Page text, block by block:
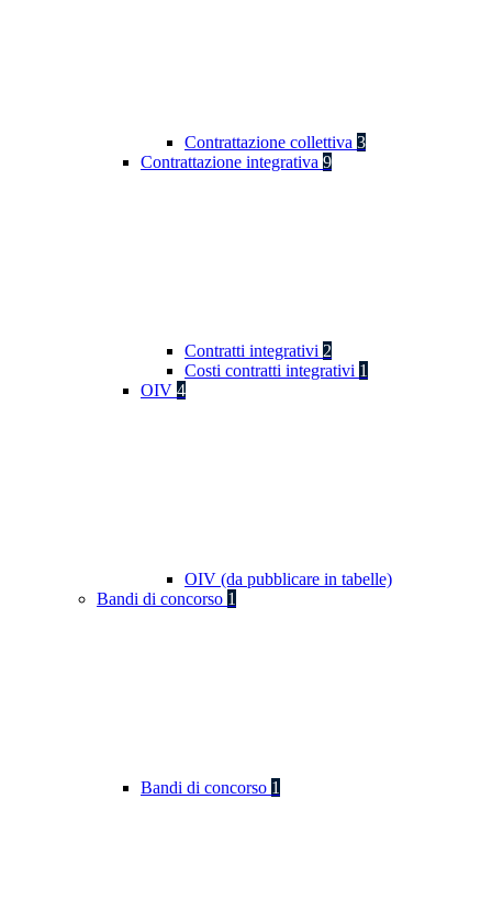
Contrattazione collettiva 3
Contrattazione integrativa 9
Contratti integrativi 2
Costi contratti integrativi 1
OIV 4
OIV (da pubblicare in tabelle)
Bandi di concorso 1
Bandi di concorso 1